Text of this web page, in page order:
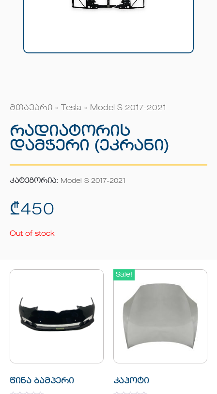
მთავარი » Tesla » Model S 2017-2021
Რადიატორის
Დამჭერი (ეკრანი)
კატეგორია: Model S 2017-2021
₾450
Out of stock
წინა ბამპერი
Sale!
კაპოტი